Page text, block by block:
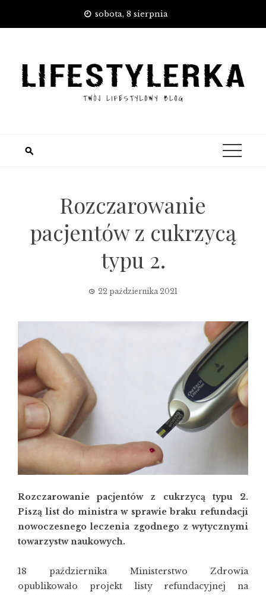
sobota, 8 sierpnia
Rozczarowanie
pacjentów z cukrzycą
typu 2.
22 października 2021
Rozczarowanie pacjentów z cukrzycą typu 2.
Piszą list do ministra w sprawie braku refundacji
nowoczesnego leczenia zgodnego z wytycznymi
towarzystw naukowych.
18 października Ministerstwo Zdrowia
opublikowało projekt listy refundacyjnej na